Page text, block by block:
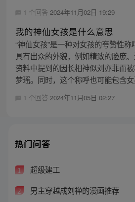
1 个回答 2024年11月02日 19:29
我的神仙女孩是什么意思
“神仙女孩”是一种对女孩的夸赞性
具有出众的外貌，例如精致的脸庞
资料中提到的因长相神似刘亦菲而
梦瑶。同时，这个称呼也可能包含
1 个回答 2024年11月05日 02:27
热门问答
1 超级建工
2 男主穿越成刘禅的漫画推荐